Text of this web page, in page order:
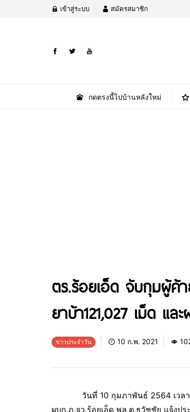
เข้าสู่ระบบ สมัครสมาชิก
กดตรงนี้ไปบ้านหลังใหม่
ตร.ร้อยเอ็ด จับกุมผู้ค้
ยาบ้า121,027 เม็ด แ
ข่าวประจำวัน 10 ก.พ. 2021
วันที่ 10 กุมภาพันธ์ 2564 เวลา
ผบก.ภ.จว.ร้อยเอ็ด พล.ต.ธวัชชัย แจ้ง